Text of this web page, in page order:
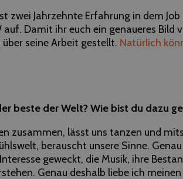
zwei Jahrzehnte Erfahrung in dem
auf. Damit ihr euch ein genaueres Bild
seine Arbeit gestellt. Natürlich
beste der Welt? Wie bist du dazu
zusammen, lässt uns tanzen und
berauscht unsere Sinne.
geweckt, die Musik, ihre
Genau deshalb liebe ich meinen